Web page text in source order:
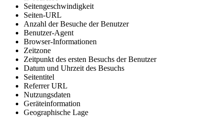
Seitengeschwindigkeit
Seiten-URL
Anzahl der Besuche der Benutzer
Benutzer-Agent
Browser-Informationen
Zeitzone
Zeitpunkt des ersten Besuchs der Benutzer
Datum und Uhrzeit des Besuchs
Seitentitel
Referrer URL
Nutzungsdaten
Geräteinformation
Geographische Lage